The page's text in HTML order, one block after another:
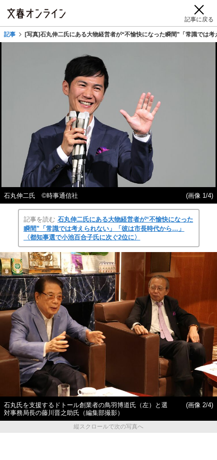
記事に戻る
記事 [写真]石丸伸二氏にある大物経営者が“不愉快になった瞬間”「常識では
石丸伸二氏 ©時事通信社 (画像 1/4)
記事を読む 石丸伸二氏にある大物経営者が“不愉快になった
瞬間”「常識では考えられない」「彼は市長時代から…」
〈都知事選で小池百合子氏に次ぐ2位に〉
石丸氏を支援するドトール創業者の鳥羽博道氏（左）と選
対事務局長の藤川晋之助氏（編集部撮影）
(画像 2/4)
縦スクロールで次の写真へ